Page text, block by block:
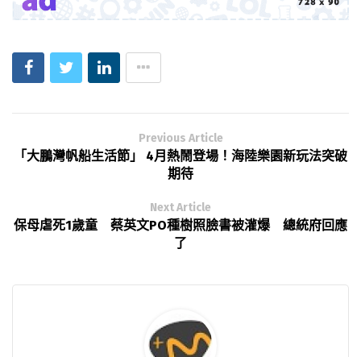
Previous Article
「大鵬灣帆船生活節」 4月熱鬧登場！海陸樂園新玩法突破
期待
Next Article
保母虐死1歲童 蔡英文PO種樹照臉書被灌爆 總統府回應
了